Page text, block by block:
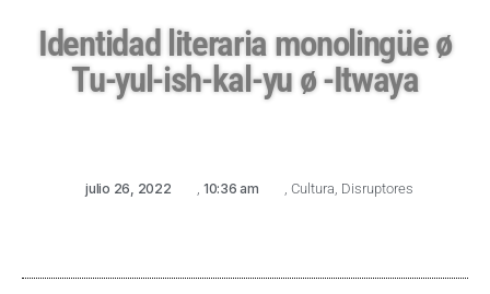
Identidad literaria monolingüe ø
Tu-yul-ish-kal-yu ø -Itwaya
julio 26, 2022 , 10:36 am , Cultura, Disruptores